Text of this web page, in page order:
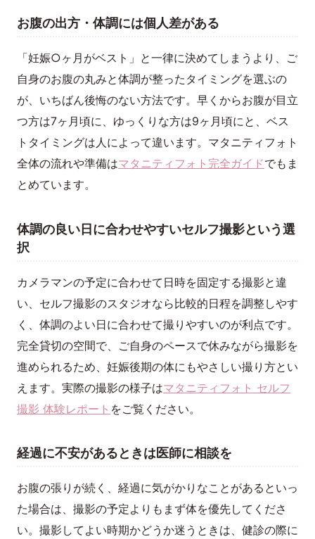
お腹の出方・体調には個人差がある
「妊娠○ヶ月がベスト」と一律に決めてしまうより、ご
自身のお腹の丸みと体調が整ったタイミングを選ぶの
が、いちばん後悔のない方法です。早くからお腹が目立
つ方は7ヶ月頃に、ゆっくりな方は9ヶ月頃にと、ベス
トタイミングは人によって違います。マタニティフォト
全体の流れや準備はマタニティフォト完全ガイドでもま
とめています。
体調の良い日に合わせやすいセルフ撮影という選
択
カメラマンの予定に合わせて日時を固定する撮影と違
い、セルフ撮影のスタジオなら比較的日程を調整しやす
く、体調のよい日に合わせて撮りやすいのが利点です。
完全貸切の空間で、ご自身のペースで休みながら撮影を
進められるため、妊娠後期の体にもやさしい撮り方とい
えます。実際の撮影の様子はマタニティフォト セルフ
撮影 体験レポート をご覧ください。
経過に不安があるときは医師に相談を
お腹の張りが続く、経過に気がかりなことがあるといっ
た場合は、撮影の予定よりもまず体を優先してくださ
い。撮影してよい時期かどうか迷うときは、健診の際に